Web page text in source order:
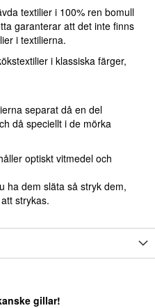
textilier i 100% ren bomull
garanterar att det inte finns
i textilierna.
i klassiska färger,
separat då en del
då speciellt i de mörka
optiskt vitmedel och
ha dem släta så stryk dem,
strykas.
gillar!